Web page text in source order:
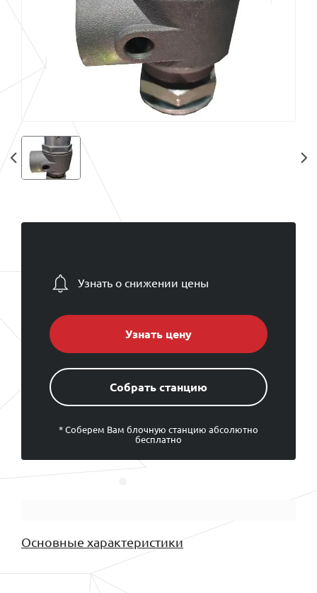
Основные характеристики
Узнать о снижении цены
Узнать цену
Cобрать станцию
* Соберем Вам блочную станцию абсолютно
бесплатно